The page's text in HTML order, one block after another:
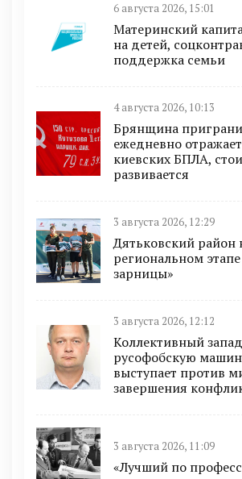
6 августа 2026, 15:01
Материнский
на детей,
поддержка семьи
4 августа 2026, 10:13
Брянщина
ежедневно
киевских БПЛА,
развивается
3 августа 2026, 12:29
Дятьковский район
региональном
зарницы»
3 августа 2026, 12:12
Коллективный
русофобскую
выступает против
завершения
3 августа 2026, 11:09
«Лучший по